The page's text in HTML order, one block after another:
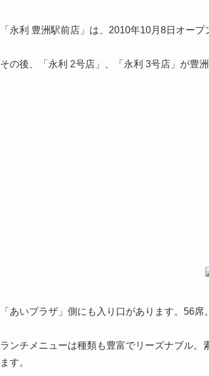
「永利 豊洲駅前店」は、2010年10月8日オープ
その後、「永利 2号店」、「永利 3号店」が豊
「あいプラザ」側にも入り口があります。56席。
ランチメニューは種類も豊富でリーズナブル
ます。